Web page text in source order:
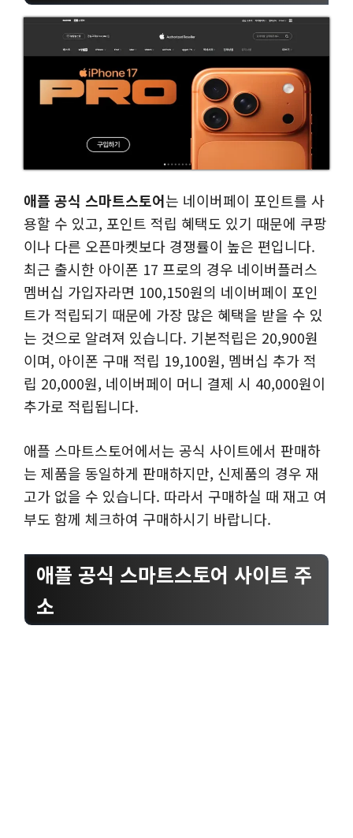
애플 공식 스마트스토어는 네이버페이 포인트를 사
용할 수 있고, 포인트 적립 혜택도 있기 때문에 쿠팡
이나 다른 오픈마켓보다 경쟁률이 높은 편입니다.
최근 출시한 아이폰 17 프로의 경우 네이버플러스
멤버십 가입자라면 100,150원의 네이버페이 포인
트가 적립되기 때문에 가장 많은 혜택을 받을 수 있
는 것으로 알려져 있습니다. 기본적립은 20,900원
이며, 아이폰 구매 적립 19,100원, 멤버십 추가 적
립 20,000원, 네이버페이 머니 결제 시 40,000원이
추가로 적립됩니다.
애플 스마트스토어에서는 공식 사이트에서 판매하
는 제품을 동일하게 판매하지만, 신제품의 경우 재
고가 없을 수 있습니다. 따라서 구매하실 때 재고 여
부도 함께 체크하여 구매하시기 바랍니다.
애플 공식 스마트스토어 사이트 주
소